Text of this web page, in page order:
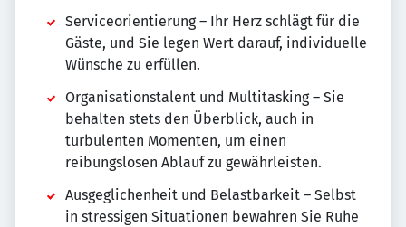
Serviceorientierung – Ihr Herz schlägt für die
Gäste, und Sie legen Wert darauf, individuelle
Wünsche zu erfüllen.
Organisationstalent und Multitasking – Sie
behalten stets den Überblick, auch in
turbulenten Momenten, um einen
reibungslosen Ablauf zu gewährleisten.
Ausgeglichenheit und Belastbarkeit – Selbst
in stressigen Situationen bewahren Sie Ruhe